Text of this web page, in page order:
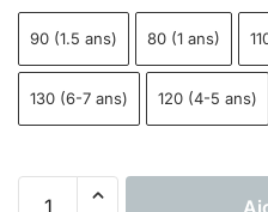
90 (1.5 ans) 80 (1 ans)
130 (6-7 ans) 120 (4-5 ans)